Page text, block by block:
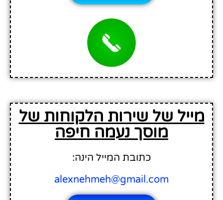
מייל של שירות הלקוחות של
מוסך נעמה חיפה
כתובת המייל הינה:
alexnehmeh@gmail.com